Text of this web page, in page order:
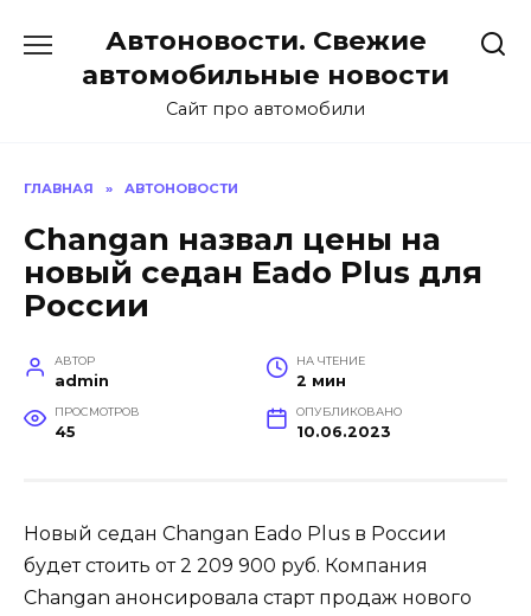
содержанию
Автоновости. Свежие
автомобильные новости
Сайт про автомобили
ГЛАВНАЯ » АВТОНОВОСТИ
Changan назвал цены на
новый седан Eado Plus для
России
АВТОР
admin
НА ЧТЕНИЕ
2 мин
ПРОСМОТРОВ
45
ОПУБЛИКОВАНО
10.06.2023
Новый седан Changan Eado Plus в России
будет стоить от 2 209 900 руб. Компания
Changan анонсировала старт продаж нового